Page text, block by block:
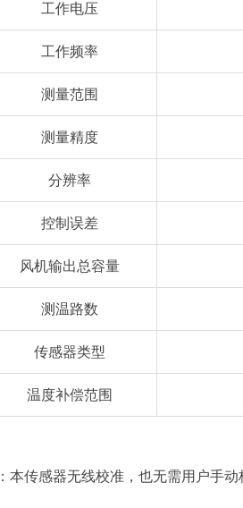
工作电压
工作频率
测量范围
测量精度
分辨率
控制误差
风机输出总容量
测温路数
传感器类型
温度补偿范围
本传感器无线校准，也无需用户手